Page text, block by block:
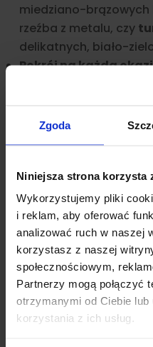
Zgoda
Niniejsza strona korzysta
Wykorzystujemy pliki
i reklam, aby oferować
analizować ruch w naszej
korzystasz z naszej
społecznościowym,
Partnerzy mogą połączyć
otrzymanymi od Ciebie
korzystania z ich usług.
miedziano-
rzeźba z metalu, czy
delikatnych, biało-
Pokrój na każdą
poduszek, przez
pokładają się na ziemi.
Uprawa i
zadbać o
Turzyce są cenione za
wymagania różnią się w
Stanowisko:Większość
zielonych najlepiej czuje
barwach brązowych i
(nowozelandzkie)